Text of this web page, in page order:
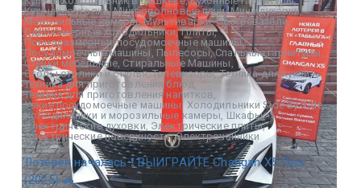
Кухонные уголки,Микроволновые печи,Мини духовки ,
Морозильные камеры,Мультиварки,Обогреватели,
Однокамерные холодильники ,Плиты,
Полноразмерные посудомоечные машины,
Посудомоечные машины Пылесосы,Спальные гарнитуры ,
Стенки мебельные Стиральные Машины
Столы столики и стулья,Телевизоры,Техника для кухни,
Техника для приготовления блюд
Техника для приготовления напитков
Узкие посудомоечные машины ,Холодильники Side By Side,
Холодильники и морозильные камеры Шкафы,
Электрические духовки Электрические плиты,
Электрические поверхности,Электрочайники
Лотерея началась ❗ ВЫИГРАЙТЕ Changan X5 Plus
(2025) 🚗